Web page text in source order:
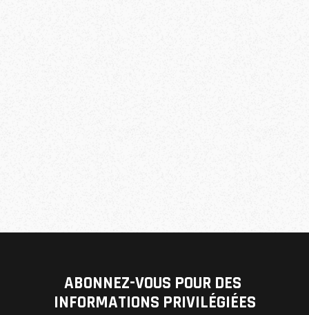
ABONNEZ-VOUS POUR DES
INFORMATIONS PRIVILÉGIÉES